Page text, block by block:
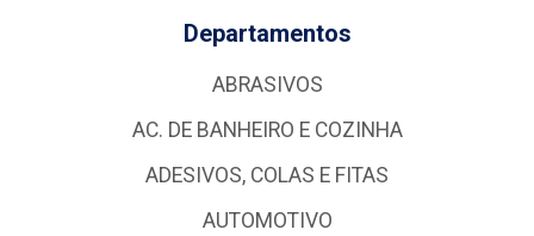
Departamentos
ABRASIVOS
AC. DE BANHEIRO E COZINHA
ADESIVOS, COLAS E FITAS
AUTOMOTIVO